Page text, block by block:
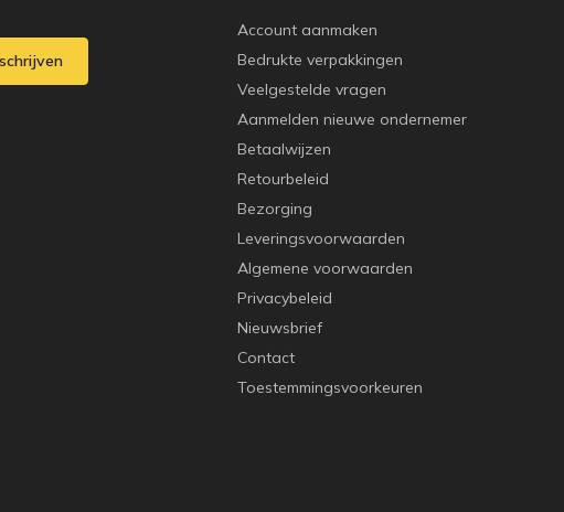
Account aanmaken
Bedrukte verpakkingen
Veelgestelde vragen
Aanmelden nieuwe ondernemer
Betaalwijzen
Retourbeleid
Bezorging
Leveringsvoorwaarden
Algemene voorwaarden
Privacybeleid
Nieuwsbrief
Contact
Toestemmingsvoorkeuren